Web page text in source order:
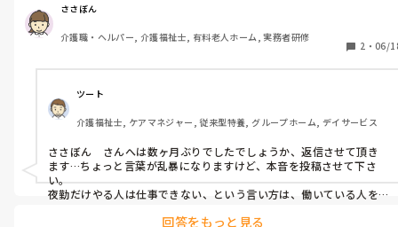
ささぼん
介護職・ヘルパー, 介護福祉士, 有料老人ホーム, 実務者研修
2 ・ 06/
ツート
介護福祉士, ケアマネジャー, 従来型特養, グループホーム, デイサービス
ささぼん　さんへは数ヶ月ぶりでしたでしょうか、返信させて頂き
ます…ちょっと言葉が乱暴になりますけど、本音を投稿させて下さ
い。
夜勤だけやる人は仕事できない、という言い方は、働いている人を
そこを支えている人こそ評価されるべきだと思います。 そんなふう
回答をもっと見る